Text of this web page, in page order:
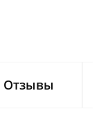
Отзывы